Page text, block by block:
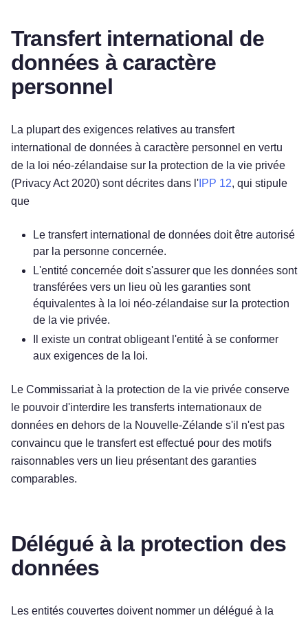
Transfert international de
données à caractère
personnel
La plupart des exigences relatives au transfert
international de données à caractère personnel en vertu
de la loi néo-zélandaise sur la protection de la vie privée
(Privacy Act 2020) sont décrites dans l' IPP 12, qui stipule
que
Le transfert international de données doit être autorisé
par la personne concernée.
L'entité concernée doit s'assurer que les données sont
transférées vers un lieu où les garanties sont
équivalentes à la loi néo-zélandaise sur la protection
de la vie privée.
Il existe un contrat obligeant l'entité à se conformer
aux exigences de la loi.
Le Commissariat à la protection de la vie privée conserve
le pouvoir d'interdire les transferts internationaux de
données en dehors de la Nouvelle-Zélande s'il n'est pas
convaincu que le transfert est effectué pour des motifs
raisonnables vers un lieu présentant des garanties
comparables.
Délégué à la protection des
données
Les entités couvertes doivent nommer un délégué à la